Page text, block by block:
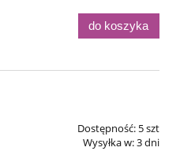
do koszyka
Dostępność: 5 szt
Wysyłka w:3 dni